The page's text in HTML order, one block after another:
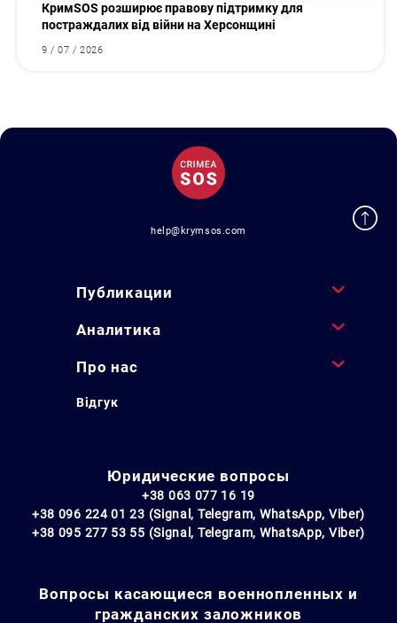
КримSOS розширює правову підтримку для
постраждалих від війни на Херсонщині
9 / 07 / 2026
help@krymsos.com
Публикации
Аналитика
Про нас
Відгук
Юридические вопросы
+38 063 077 16 19
+38 096 224 01 23 (Signal, Telegram, WhatsApp, Viber)
+38 095 277 53 55 (Signal, Telegram, WhatsApp, Viber)
Вопросы касающиеся военнопленных и
гражданских заложников